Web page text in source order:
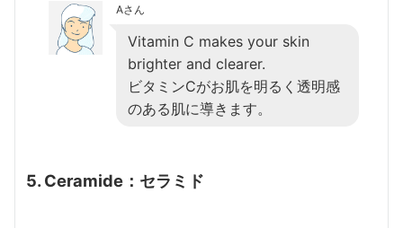
Aさん
Vitamin C makes your skin
brighter and clearer.
ビタミンCがお肌を明るく透明感
のある肌に導きます。
5. Ceramide：セラミド